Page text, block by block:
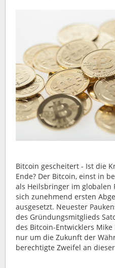
Bitcoin gescheitert - Ist die
Ende? Der Bitcoin, einst in
als Heilsbringer im globalen
sich zunehmend ersten
ausgesetzt. Neuester
des Gründungsmitglieds
des Bitcoin-Entwicklers
nur um die Zukunft der
berechtigte Zweifel an